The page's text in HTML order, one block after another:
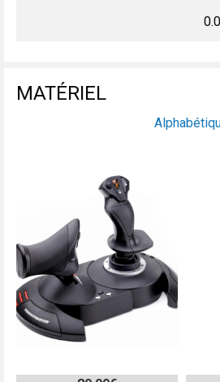
MATÉRIEL